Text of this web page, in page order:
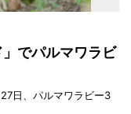
でパルマワラビ
日、パルマワラビー3